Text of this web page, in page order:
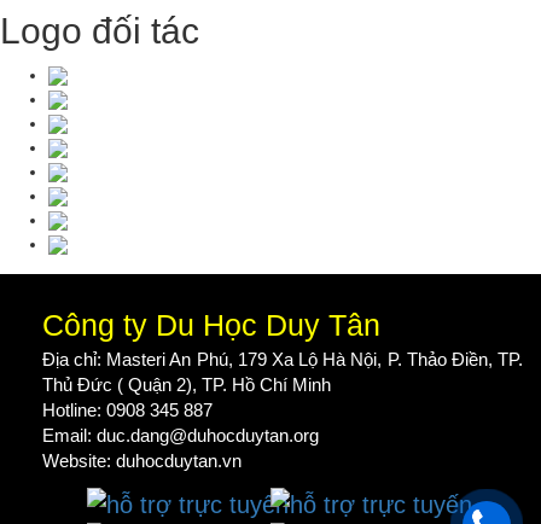
Logo đối tác
Công ty Du Học Duy Tân
Địa chỉ: Masteri An Phú, 179 Xa Lộ Hà Nội, P. Thảo Điền, TP.
Thủ Đức ( Quận 2), TP. Hồ Chí Minh
Hotline: 0908 345 887
Email: duc.dang@duhocduytan.org
Website: duhocduytan.vn